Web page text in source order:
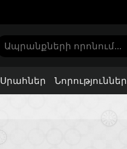
Սրահներ Նորություններ